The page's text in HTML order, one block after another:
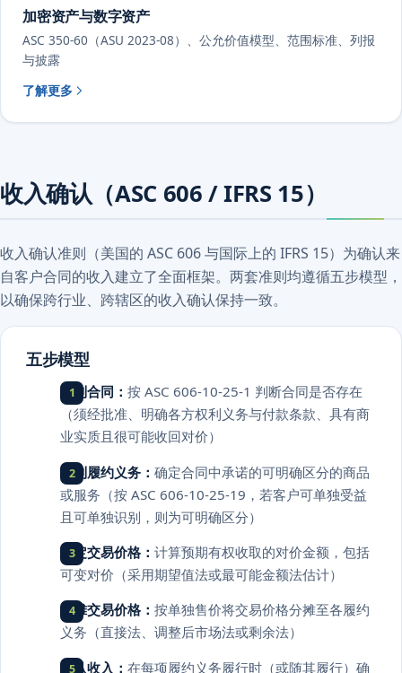
加密资产与数字资产
ASC 350-60（ASU 2023-08）、公允价值模型、范围标准、列报
与披露
了解更多
收入确认（ASC 606 / IFRS 15）
收入确认准则（美国的 ASC 606 与国际上的 IFRS 15）为确认来
自客户合同的收入建立了全面框架。两套准则均遵循五步模型，
以确保跨行业、跨辖区的收入确认保持一致。
五步模型
识别合同：按 ASC 606-10-25-1 判断合同是否存在
（须经批准、明确各方权利义务与付款条款、具有商
业实质且很可能收回对价）
识别履约义务：确定合同中承诺的可明确区分的商品
或服务（按 ASC 606-10-25-19，若客户可单独受益
且可单独识别，则为可明确区分）
确定交易价格：计算预期有权收取的对价金额，包括
可变对价（采用期望值法或最可能金额法估计）
分摊交易价格：按单独售价将交易价格分摊至各履约
义务（直接法、调整后市场法或剩余法）
确认收入： 在每项履约义务履行时（或随其履行）确